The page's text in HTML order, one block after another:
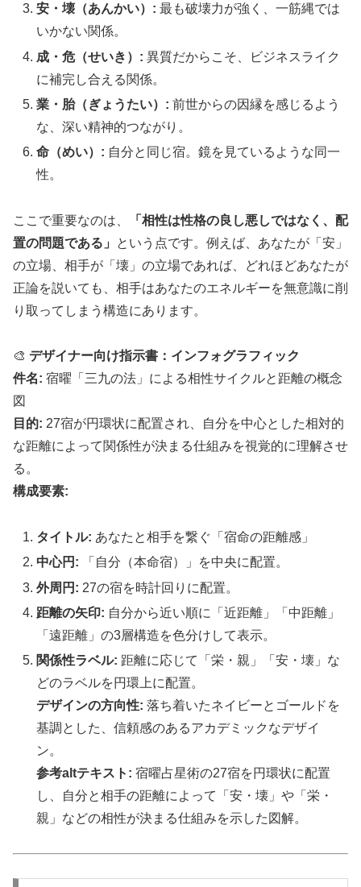
安・壊（あんかい）: 最も破壊力が強く、一筋縄では
いかない関係。
成・危（せいき）: 異質だからこそ、ビジネスライク
に補完し合える関係。
業・胎（ぎょうたい）: 前世からの因縁を感じるよう
な、深い精神的つながり。
命（めい）: 自分と同じ宿。鏡を見ているような同一
性。
ここで重要なのは、
「相性は性格の良し悪しではなく、配
置の問題である」
という点です。例えば、あなたが「安」
の立場、相手が「壊」の立場であれば、どれほどあなたが
正論を説いても、相手はあなたのエネルギーを無意識に削
り取ってしまう構造にあります。
🎨 デザイナー向け指示書：インフォグラフィック
件名: 宿曜「三九の法」による相性サイクルと距離の概念
図
目的: 27宿が円環状に配置され、自分を中心とした相対的
な距離によって関係性が決まる仕組みを視覚的に理解させ
る。
構成要素:
タイトル: あなたと相手を繋ぐ「宿命の距離感」
中心円: 「自分（本命宿）」を中央に配置。
外周円: 27の宿を時計回りに配置。
距離の矢印: 自分から近い順に「近距離」「中距離」
「遠距離」の3層構造を色分けして表示。
関係性ラベル: 距離に応じて「栄・親」「安・壊」な
どのラベルを円環上に配置。
デザインの方向性: 落ち着いたネイビーとゴールドを
基調とした、信頼感のあるアカデミックなデザイ
ン。
参考altテキスト: 宿曜占星術の27宿を円環状に配置
し、自分と相手の距離によって「安・壊」や「栄・
親」などの相性が決まる仕組みを示した図解。